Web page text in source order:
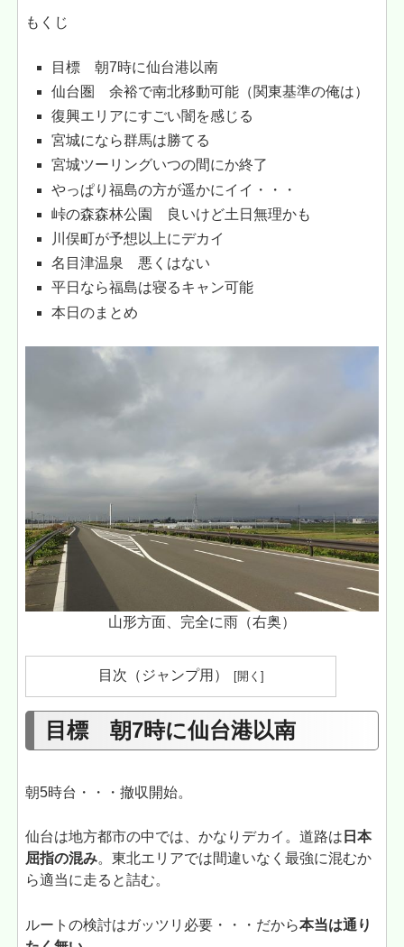
もくじ
目標 朝7時に仙台港以南
仙台圏 余裕で南北移動可能（関東基準の俺は）
復興エリアにすごい闇を感じる
宮城になら群馬は勝てる
宮城ツーリングいつの間にか終了
やっぱり福島の方が遥かにイイ・・・
峠の森森林公園 良いけど土日無理かも
川俣町が予想以上にデカイ
名目津温泉 悪くはない
平日なら福島は寝るキャン可能
本日のまとめ
山形方面、完全に雨（右奥）
目次（ジャンプ用）
目標 朝7時に仙台港以南
朝5時台・・・撤収開始。
仙台は地方都市の中では、かなりデカイ。道路は 日本
屈指の混み。東北エリアでは間違いなく最強に混むか
ら適当に走ると詰む。
ルートの検討はガッツリ必要・・・だから本当は通り